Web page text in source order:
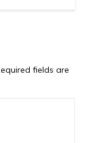
fields are